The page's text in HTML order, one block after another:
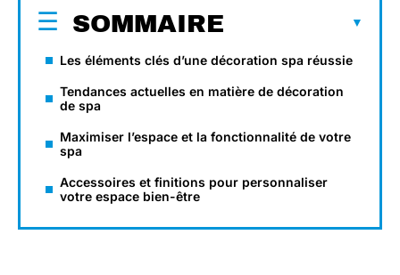
SOMMAIRE
Les éléments clés d’une décoration spa réussie
Tendances actuelles en matière de décoration
de spa
Maximiser l’espace et la fonctionnalité de votre
spa
Accessoires et finitions pour personnaliser
votre espace bien-être